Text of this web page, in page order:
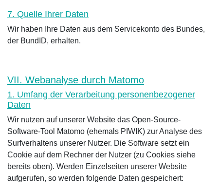
7. Quelle Ihrer Daten
Wir haben Ihre Daten aus dem Servicekonto des Bundes,
der BundID, erhalten.
VII. Webanalyse durch Matomo
1. Umfang der Verarbeitung personenbezogener
Daten
Wir nutzen auf unserer Website das Open-Source-
Software-Tool Matomo (ehemals PIWIK) zur Analyse des
Surfverhaltens unserer Nutzer. Die Software setzt ein
Cookie auf dem Rechner der Nutzer (zu Cookies siehe
bereits oben). Werden Einzelseiten unserer Website
aufgerufen, so werden folgende Daten gespeichert: